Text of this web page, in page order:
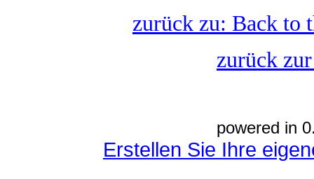
zurück zu: Back to
zurück
powered in
Erstellen Sie Ihre